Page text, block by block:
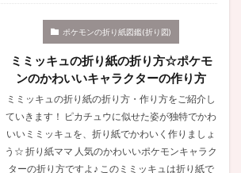
ポケモンの折り紙図鑑(折り図)
ミミッキュの折り紙の折り方☆ポケモ
ンのかわいいキャラクターの作り方
ミミッキュの折り紙の折り方・作り方をご紹介し
ていきます！ ピカチュウに似せた姿が独特でかわ
いいミミッキュを、折り紙でかわいく作りましょ
う☆ 折り紙ママ 人気のかわいいポケモンキャラク
ターの折り方ですよ♪ このミミッキュは折り紙で